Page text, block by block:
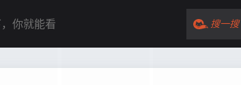
搜一搜